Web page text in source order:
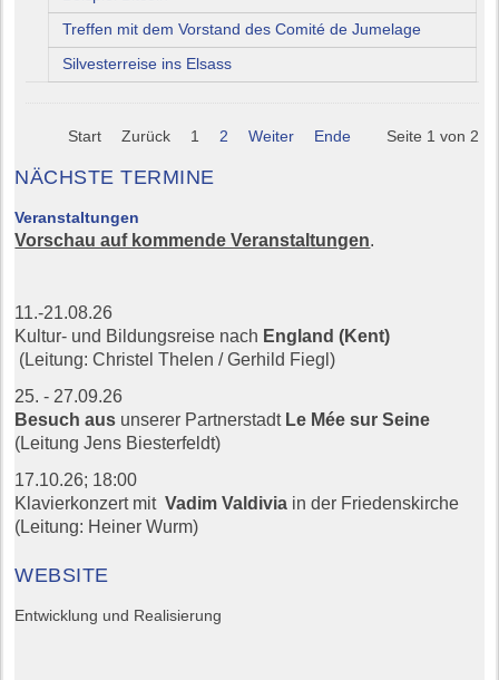
Treffen mit dem Vorstand des Comité de Jumelage
Silvesterreise ins Elsass
Seite 1 von 2
Start Zurück 1 2 Weiter Ende
NÄCHSTE TERMINE
Veranstaltungen
Vorschau auf kommende Veranstaltungen.
11.-21.08.26
Kultur- und Bildungsreise nach England (Kent)
(Leitung: Christel Thelen / Gerhild Fiegl)
25. - 27.09.26
Besuch aus unserer Partnerstadt Le Mée sur Seine
(Leitung Jens Biesterfeldt)
17.10.26; 18:00
Klavierkonzert mitVadim Valdivia in der Friedenskirche
(Leitung: Heiner Wurm)
WEBSITE
Entwicklung und Realisierung